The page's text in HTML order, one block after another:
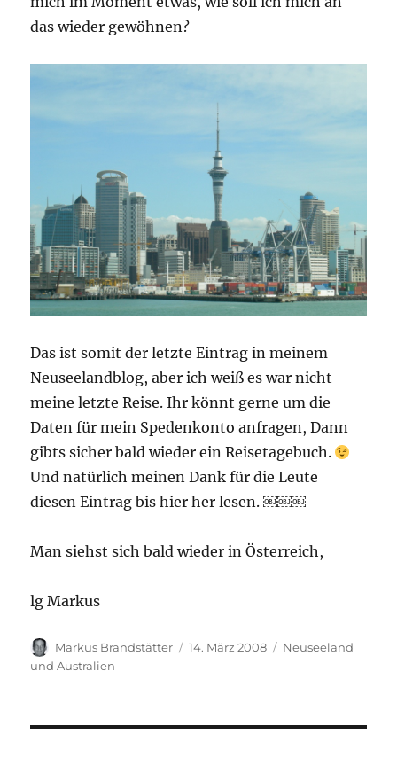
das wieder gewöhnen?
Das ist somit der letzte Eintrag in meinem
Neuseelandblog, aber ich weiß es war nicht
meine letzte Reise. Ihr könnt gerne um die
Daten für mein Spedenkonto anfragen, Dann
gibts sicher bald wieder ein Reisetagebuch.
Und natürlich meinen Dank für die Leute
diesen Eintrag bis hier her lesen. ￼￼￼
Man siehst sich bald wieder in Österreich,
lg Markus
Autor
Markus Brandstätter
Veröffentlicht
14. März 2008 Kategorien
Neuseeland
und Australien